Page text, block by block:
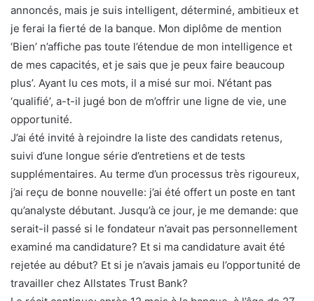
annoncés, mais je suis intelligent, déterminé, ambitieux et
je ferai la fierté de la banque. Mon diplôme de mention
‘Bien’ n’affiche pas toute l’étendue de mon intelligence et
de mes capacités, et je sais que je peux faire beaucoup
plus’. Ayant lu ces mots, il a misé sur moi. N’étant pas
‘qualifié’, a-t-il jugé bon de m’offrir une ligne de vie, une
opportunité.
J’ai été invité à rejoindre la liste des candidats retenus,
suivi d’une longue série d’entretiens et de tests
supplémentaires. Au terme d’un processus très rigoureux,
j’ai reçu de bonne nouvelle: j’ai été offert un poste en tant
qu’analyste débutant. Jusqu’à ce jour, je me demande: que
serait-il passé si le fondateur n’avait pas personnellement
examiné ma candidature? Et si ma candidature avait été
rejetée au début? Et si je n’avais jamais eu l’opportunité de
travailler chez Allstates Trust Bank?